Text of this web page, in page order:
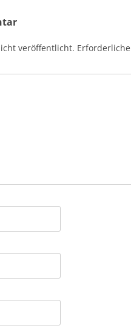
veröffentlicht.